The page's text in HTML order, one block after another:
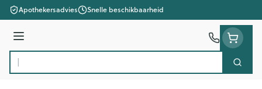
Ga naar de inhoud
Apothekersadvies Snelle beschikbaarheid
Menu
Product, merk, categorie...
Zoek